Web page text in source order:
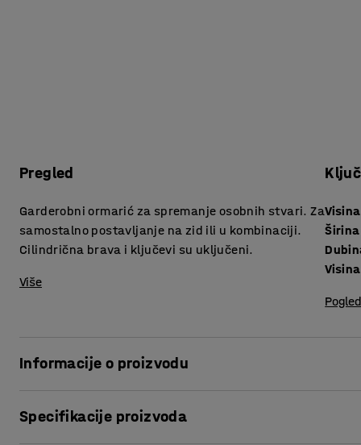
Pregled
Garderobni ormarić za spremanje osobnih stvari. Za
samostalno postavljanje na zid ili u kombinaciji.
Cilindrična brava i ključevi su uključeni.
Više
Visina
Širina
Informacije o proizvodu
spremanje stvari.
Specifikacije proizvoda